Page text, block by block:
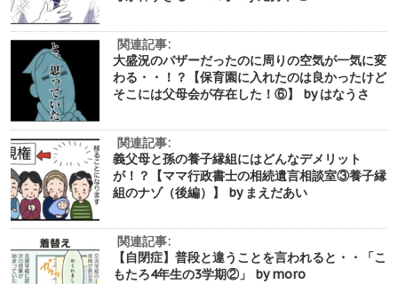
関連記事:
大盛況のバザーだったのに周りの空気が一気に変
わる・・！？【保育園に入れたのは良かったけど
そこには父母会が存在した！⑥】 by はなうさ
関連記事:
義父母と孫の養子縁組にはどんなデメリット
が！？【ママ行政書士の相続遺言相談室③養子縁
組のナゾ（後編）】 by まえだあい
関連記事:
【自閉症】普段と違うことを言われると・・「こ
もたろ4年生の3学期②」 by moro